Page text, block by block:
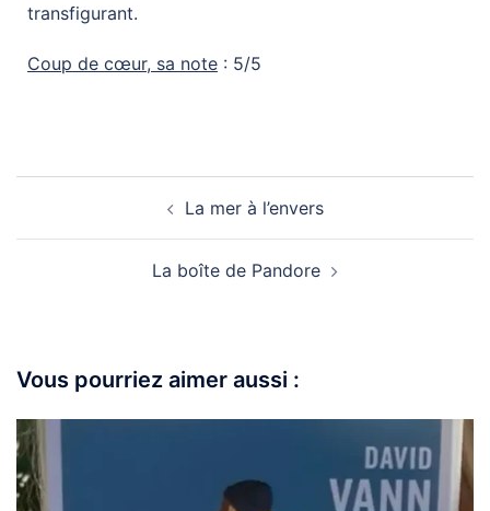
transfigurant.
Coup de cœur, sa note : 5/5
La mer à l’envers
La boîte de Pandore
Vous pourriez aimer aussi :